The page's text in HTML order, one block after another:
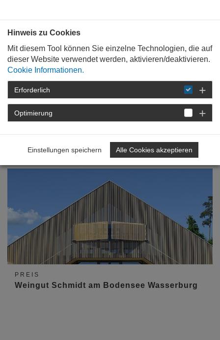
STARTSEITE
WEIN &
ARCHITEKTUR
ARCHITEKTURPREIS WEIN
2016
Preisträger
PREIS
Weingut Schmidt am Bodensee Wasserburg
Hinweis zu Cookies
Mit diesem Tool können Sie einzelne Technologien, die auf
dieser Website verwendet werden, aktivieren/deaktivieren.
Cookie Informationen.
Erforderlich
Optimierung
Einstellungen speichern Alle Cookies akzeptieren